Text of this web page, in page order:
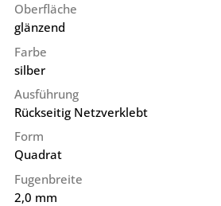
Oberfläche
glänzend
Farbe
silber
Ausführung
Rückseitig Netzverklebt
Form
Quadrat
Fugenbreite
2,0 mm